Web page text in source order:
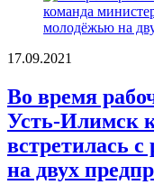
17.09.2021
Во время
Усть-Илимск
встретилась
на двух